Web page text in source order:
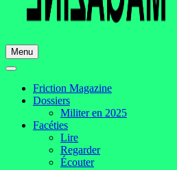
Menu
Friction Magazine
Dossiers
Militer en 2025
Facéties
Lire
Regarder
Écouter